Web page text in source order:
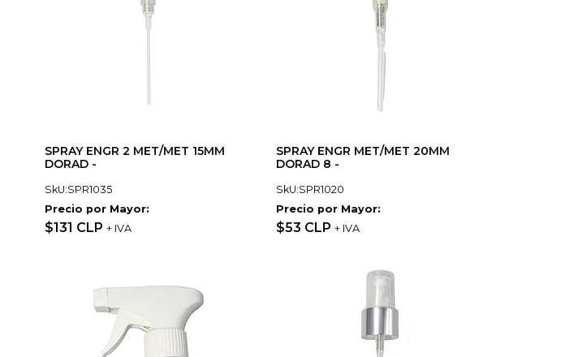
SPRAY ENGR 2 MET/MET 15MM
DORAD -
SkU:SPR1035
Precio por Mayor:
$131 CLP + IVA
SPRAY ENGR MET/MET 20MM
DORAD 8 -
SkU:SPR1020
Precio por Mayor:
$53 CLP + IVA